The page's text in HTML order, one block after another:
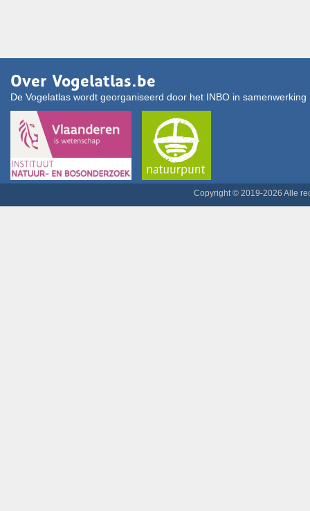
Over Vogelatlas.be
De Vogelatlas wordt georganiseerd door het INBO in
Copyright © 2019-2026 Alle